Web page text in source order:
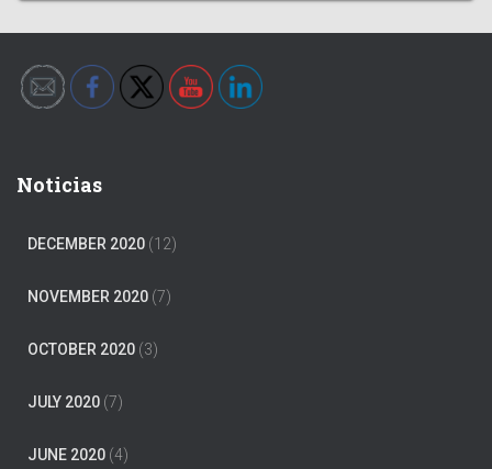
Noticias
DECEMBER 2020 (12)
NOVEMBER 2020 (7)
OCTOBER 2020 (3)
JULY 2020 (7)
JUNE 2020 (4)